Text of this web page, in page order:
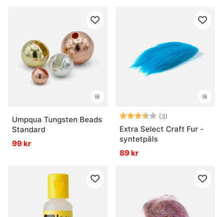
Umpqua Tungsten Beads
Standard
99 kr
Betyg: (3)
Extra Select Craft Fur -
syntetpäls
89 kr